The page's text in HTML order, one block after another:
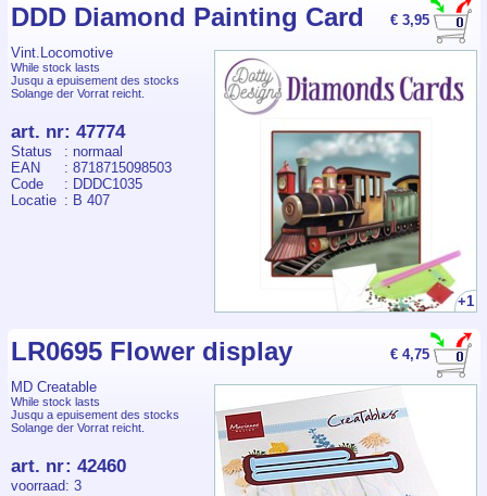
€ 3,95
DDD Diamond Painting Card
Vint.Locomotive
+1
While stock lasts
Jusqu a epuisement des stocks
Solange der Vorrat reicht.
art. nr: 47774
Status
: normaal
EAN
: 8718715098503
Code
: DDDC1035
Locatie : B 407
€ 4,75
LR0695 Flower display
MD Creatable
While stock lasts
Jusqu a epuisement des stocks
Solange der Vorrat reicht.
art. nr: 42460
voorraad: 3